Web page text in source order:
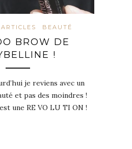
ARTICLES BEAUTÉ
BROW DE
!
je reviens avec un
et pas des moindres !
une RE VO LU TI ON !